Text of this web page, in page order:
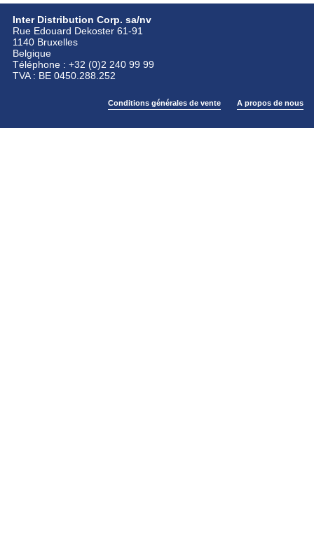
Inter Distribution Corp. sa/nv
Rue Edouard Dekoster 61-91
1140 Bruxelles
Belgique
Téléphone : +32 (0)2 240 99 99
TVA : BE 0450.288.252
Conditions générales de vente A propos de nous